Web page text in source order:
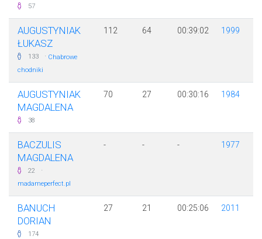
57
AUGUSTYNIAK
ŁUKASZ
133 · Chabrowe
chodniki
112 64 00:39:02 1999
AUGUSTYNIAK
MAGDALENA
38
70 27 00:30:16 1984
BACZULIS
MAGDALENA
22 ·
madameperfect.pl
- - - 1977
BANUCH
DORIAN
174
27 21 00:25:06 2011